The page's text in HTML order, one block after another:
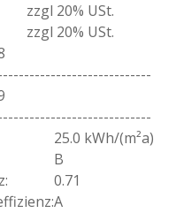
zzgl 20% USt.
zzgl 20% USt.
25.0 kWh/(m²a)
B
0.71
A